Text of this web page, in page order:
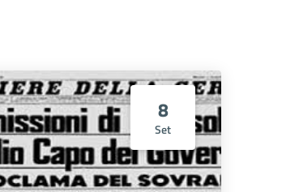
8
Set